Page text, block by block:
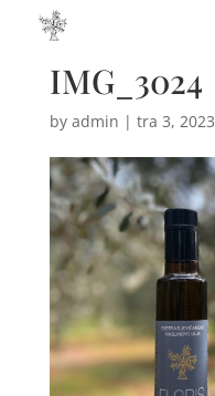
IMG_3024
by admin | tra 3, 2023